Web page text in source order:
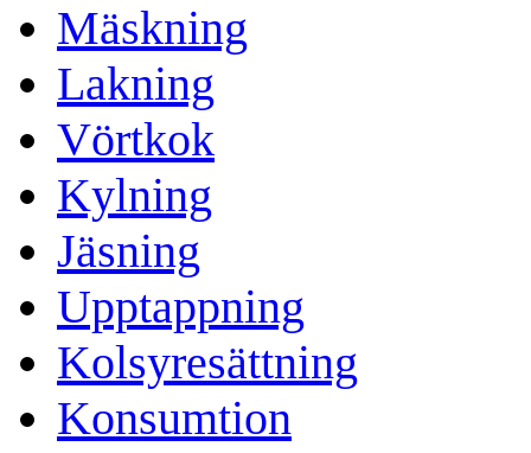
Mäskning
Lakning
Vörtkok
Kylning
Jäsning
Upptappning
Kolsyresättning
Konsumtion